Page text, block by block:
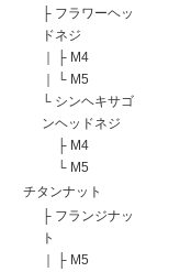
├ フラワーヘッ
ドネジ
｜
├ M4
｜
└ M5
└ シンヘキサゴ
ンヘッドネジ
├ M4
└ M5
チタンナット
├ フランジナッ
ト
｜
├ M5